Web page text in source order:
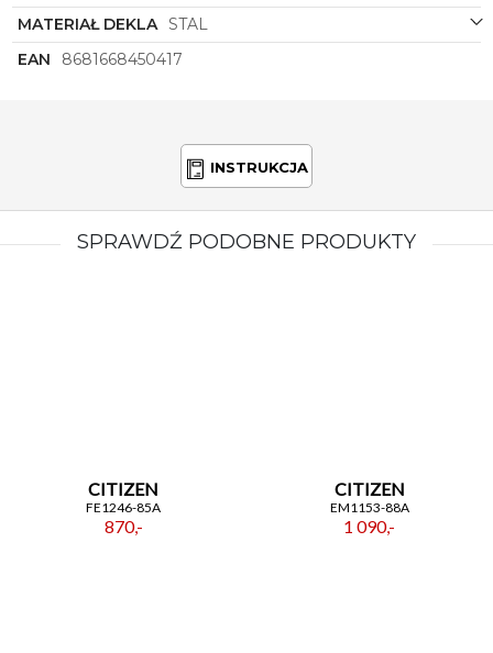
MATERIAŁ DEKLA STAL
EAN
8681668450417
INSTRUKCJA
SPRAWDŹ PODOBNE PRODUKTY
CITIZEN
FE1246-85A
870,-
CITIZEN
EM1153-88A
1 090,-